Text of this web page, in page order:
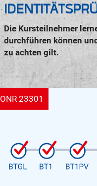
Die Kursteilnehmer
durchführen können
zu achten gilt.
ONR 23301